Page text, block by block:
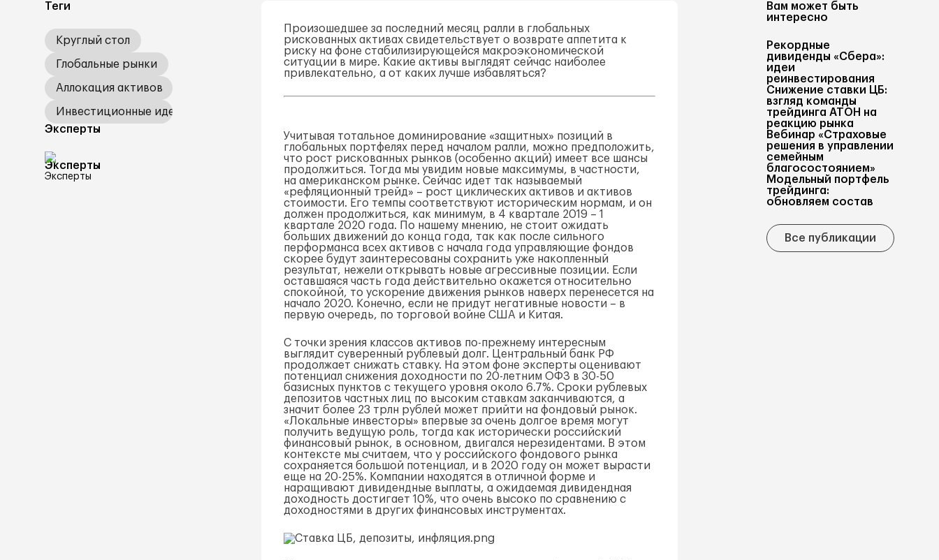
Теги
Круглый стол
Глобальные рынки
Аллокация активов
Инвестиционные идеи
Эксперты
Эксперты
Произошедшее за последний месяц ралли в глобальных
рискованных активах свидетельствует о возврате аппетита к
риску на фоне стабилизирующейся макроэкономической
ситуации в мире. Какие активы выглядят сейчас наиболее
привлекательно, а от каких лучше избавляться?
Учитывая тотальное доминирование «защитных» позиций в
глобальных портфелях перед началом ралли, можно предположить,
что рост рискованных рынков (особенно акций) имеет все шансы
продолжиться. Тогда мы увидим новые максимумы, в частности,
на американском рынке. Сейчас идет так называемый
«рефляционный трейд» – рост циклических активов и активов
стоимости. Его темпы соответствуют историческим нормам, и он
должен продолжиться, как минимум, в 4 квартале 2019 – 1
квартале 2020 года. По нашему мнению, не стоит ожидать
больших движений до конца года, так как после сильного
перформанса всех активов с начала года управляющие фондов
скорее будут заинтересованы сохранить уже накопленный
результат, нежели открывать новые агрессивные позиции. Если
оставшаяся часть года действительно окажется относительно
спокойной, то ускорение движения рынков наверх перенесется на
начало 2020. Конечно, если не придут негативные новости – в
первую очередь, по торговой войне США и Китая.
С точки зрения классов активов по-прежнему интересным
выглядит суверенный рублевый долг. Центральный банк РФ
продолжает снижать ставку. На этом фоне эксперты оценивают
потенциал снижения доходности по 20-летним ОФЗ в 30-50
базисных пунктов с текущего уровня около 6.7%. Сроки рублевых
депозитов частных лиц по высоким ставкам заканчиваются, а
значит более 23 трлн рублей может прийти на фондовый рынок.
«Локальные инвесторы» впервые за очень долгое время могут
получить ведущую роль, тогда как исторически российский
финансовый рынок, в основном, двигался нерезидентами. В этом
контексте мы считаем, что у российского фондового рынка
сохраняется большой потенциал, и в 2020 году он может вырасти
еще на 20-25%. Компании находятся в отличной форме и
наращивают дивидендные выплаты, а ожидаемая дивидендная
доходность достигает 10%, что очень высоко по сравнению с
доходностями в других финансовых инструментах.
Вам может быть
интересно
Рекордные
дивиденды «Сбера»:
идеи
реинвестирования
Снижение ставки ЦБ:
взгляд команды
трейдинга АТОН на
реакцию рынка
Вебинар «Страховые
решения в управлении
семейным
благосостоянием»
Модельный портфель
трейдинга:
обновляем состав
Все публикации